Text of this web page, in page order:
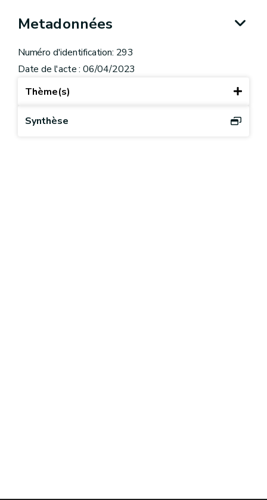
Metadonnées
Numéro d'identification: 293
Date de l'acte : 06/04/2023
Thème(s)
Synthèse